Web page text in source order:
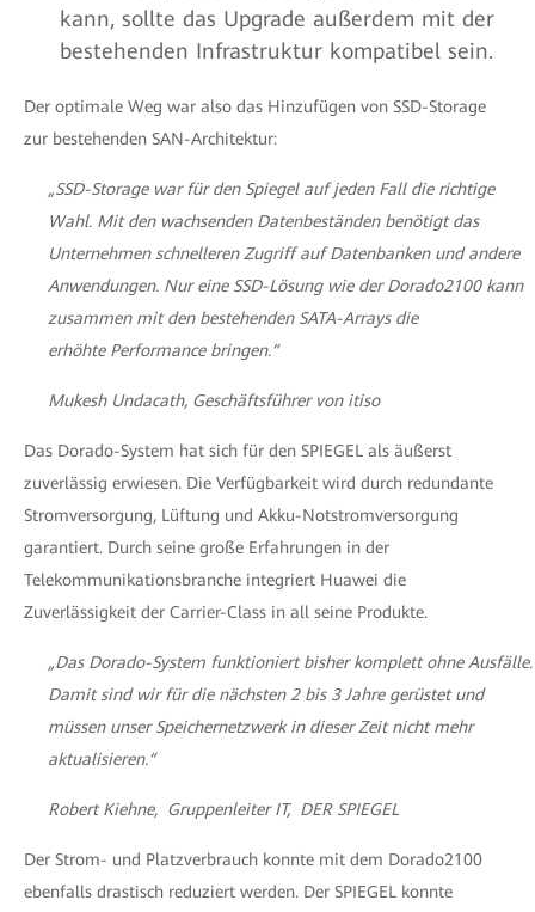
kann, sollte das Upgrade außerdem mit der
bestehenden Infrastruktur kompatibel sein.
Der optimale Weg war also das Hinzufügen von SSD-Storage
zur bestehenden SAN-Architektur:
„SSD-Storage war für den Spiegel auf jeden Fall die richtige
Wahl. Mit den wachsenden Datenbeständen benötigt das
Unternehmen schnelleren Zugriff auf Datenbanken und andere
Anwendungen. Nur eine SSD-Lösung wie der Dorado2100 kann
zusammen mit den bestehenden SATA-Arrays die
erhöhte Performance bringen.“
Mukesh Undacath, Geschäftsführer von itiso
Das Dorado-System hat sich für den SPIEGEL als äußerst
zuverlässig erwiesen. Die Verfügbarkeit wird durch redundante
Stromversorgung, Lüftung und Akku-Notstromversorgung
garantiert. Durch seine große Erfahrungen in der
Telekommunikationsbranche integriert Huawei die
Zuverlässigkeit der Carrier-Class in all seine Produkte.
„Das Dorado-System funktioniert bisher komplett ohne Ausfälle.
Damit sind wir für die nächsten 2 bis 3 Jahre gerüstet und
müssen unser Speichernetzwerk in dieser Zeit nicht mehr
aktualisieren.“
Robert Kiehne, Gruppenleiter IT, DER SPIEGEL
Der Strom- und Platzverbrauch konnte mit dem Dorado2100
ebenfalls drastisch reduziert werden. Der SPIEGEL konnte